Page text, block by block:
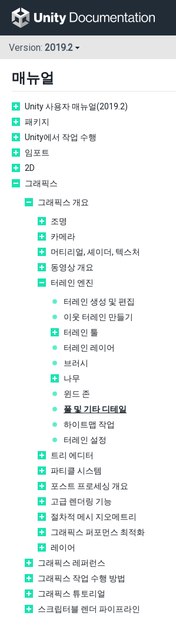
Version: 2019.2
매뉴얼
Unity 사용자 매뉴얼(2019.2)
패키지
Unity에서 작업 수행
임포트
2D
그래픽스
그래픽스 개요
조명
카메라
머티리얼, 셰이더, 텍스처
동영상 개요
터레인 엔진
터레인 생성 및 편집
이웃 터레인 만들기
터레인 툴
터레인 레이어
브러시
나무
윈드 존
풀 및 기타 디테일
하이트맵 작업
터레인 설정
트리 에디터
파티클 시스템
포스트 프로세싱 개요
고급 렌더링 기능
절차적 메시 지오메트리
그래픽스 퍼포먼스 최적화
레이어
그래픽스 레퍼런스
그래픽스 작업 수행 방법
그래픽스 튜토리얼
스크립터블 렌더 파이프라인